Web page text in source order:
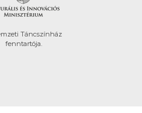
Táncszínház
fenntartója.